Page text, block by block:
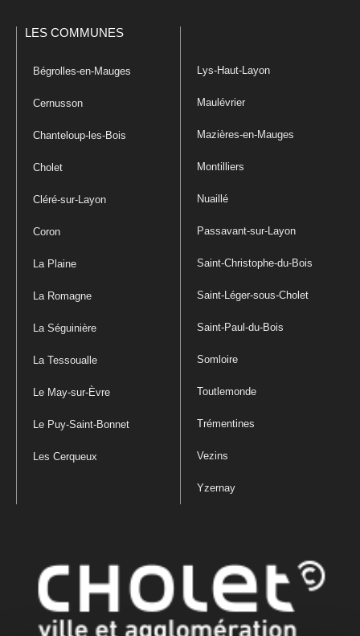
LES COMMUNES
Bégrolles-en-Mauges
Cernusson
Chanteloup-les-Bois
Cholet
Cléré-sur-Layon
Coron
La Plaine
La Romagne
La Séguinière
La Tessoualle
Le May-sur-Èvre
Le Puy-Saint-Bonnet
Les Cerqueux
Lys-Haut-Layon
Maulévrier
Mazières-en-Mauges
Montilliers
Nuaillé
Passavant-sur-Layon
Saint-Christophe-du-Bois
Saint-Léger-sous-Cholet
Saint-Paul-du-Bois
Somloire
Toutlemonde
Trémentines
Vezins
Yzernay